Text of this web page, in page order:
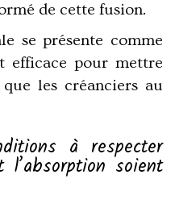
de cette fusion.
se présente comme
efficace pour mettre
les créanciers au
à respecter
soient